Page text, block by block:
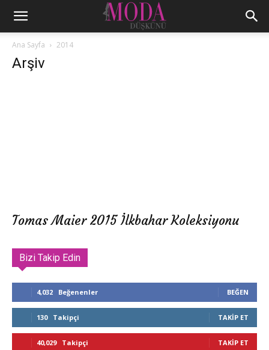
Ana Sayfa 2014
Arşiv
Tomas Maier 2015 İlkbahar Koleksiyonu
Bizi Takip Edin
4,032 Beğenenler BEĞEN
130 Takipçi TAKIP ET
40,029 Takipçi TAKIP ET